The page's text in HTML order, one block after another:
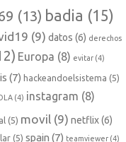
(13) badia (15)
(9) datos (6) derechos
Europa (8) evitar (4)
(7) hackeandoelsistema (5)
(4) instagram (8)
(5) movil (9) netflix(6)
(5) spain (7) teamviewer (4)